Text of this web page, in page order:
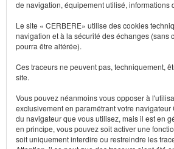
de navigation, équipement utilisé, informations
Le site « CERBERE» utilise des cookies
navigation et à la sécurité des échanges (sans
pourra être altérée).
Ces traceurs ne peuvent pas, techniquement,
site.
Vous pouvez néanmoins vous opposer à
exclusivement en paramétrant votre
du navigateur que vous utilisez, mais il est en
en principe, vous pouvez soit activer une
soit uniquement interdire ou restreindre les